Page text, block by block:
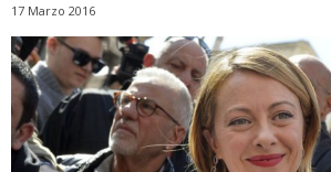
17 Marzo 2016